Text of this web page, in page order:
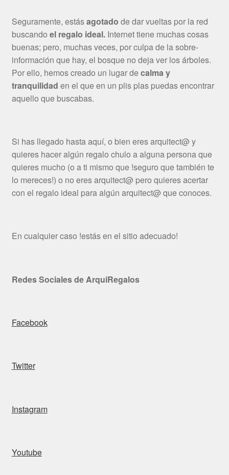
Seguramente, estásagotado de dar vueltas por la red
buscando el regalo ideal.Internet tiene muchas cosas
buenas; pero, muchas veces, por culpa de la sobre-
información que hay, el bosque no deja ver los árboles.
Por ello, hemos creado un lugar decalma y
tranquilidad en el que en un plis plas puedas encontrar
aquello que buscabas.
Si has llegado hasta aquí, o bien eres arquitect@ y
quieres hacer algún regalo chulo a alguna persona que
quieres mucho (o a ti mismo que !seguro que también te
lo mereces!) o no eres arquitect@ pero quieres acertar
con el regalo ideal para algún arquitect@ que conoces.
En cualquier caso !estás en el sitio adecuado!
Redes Sociales de ArquiRegalos
Facebook
Twitter
Instagram
Youtube